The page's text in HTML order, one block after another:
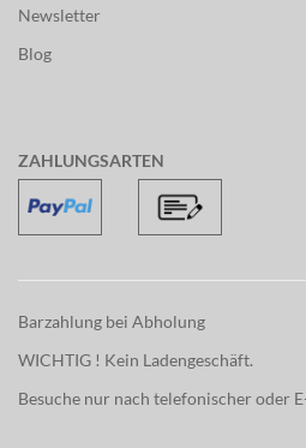
Newsletter
Blog
ZAHLUNGSARTEN
Barzahlung bei Abholung
WICHTIG ! Kein Ladengeschäft.
Besuche nur nach telefonischer oder